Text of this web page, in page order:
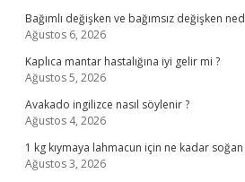
Bağımlı değişken ve bağımsız değişken
Ağustos 6, 2026
Kaplıca mantar hastalığına iyi gelir mi ?
Ağustos 5, 2026
Avakado ingilizce nasıl söylenir ?
Ağustos 4, 2026
1 kg kıymaya lahmacun için ne kadar
Ağustos 3, 2026